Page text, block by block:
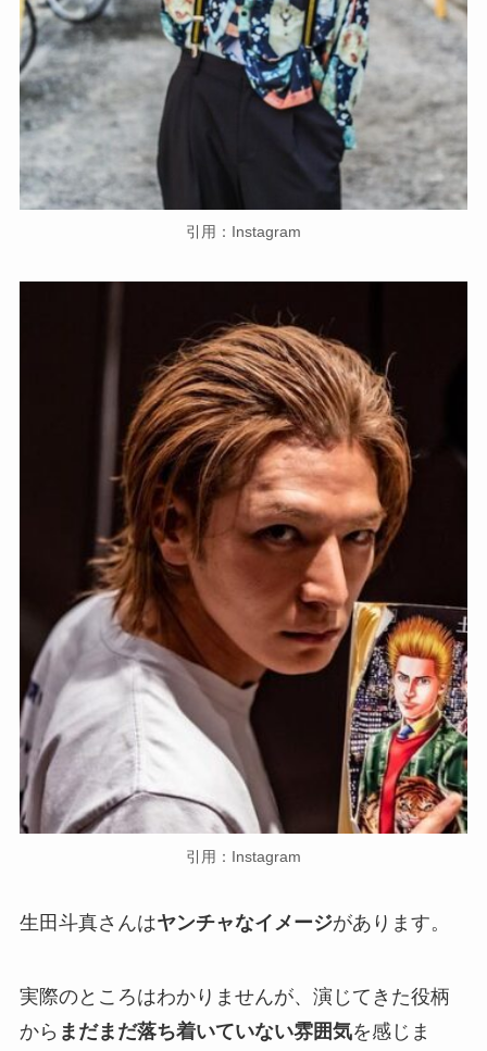
引用：Instagram
引用：Instagram
生田斗真さんはヤンチャなイメージがあります。
実際のところはわかりませんが、演じてきた役柄
から まだまだ落ち着いていない雰囲気を感じま